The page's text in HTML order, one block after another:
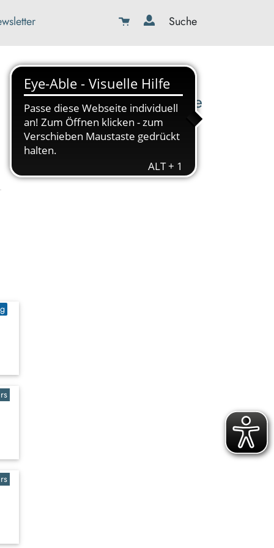
Suche
08179-423989-0
info@kbw-toelz-wor.de